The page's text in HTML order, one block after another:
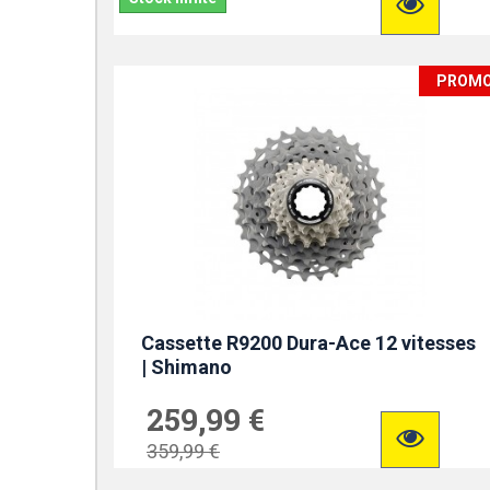
Cassette R9200 Dura-Ace 12 vitesses
| Shimano
259,99 €
359,99 €